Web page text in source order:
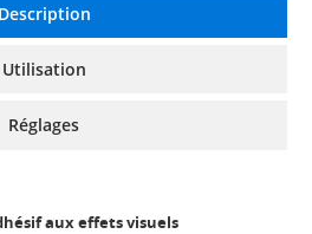
Description
Utilisation
Réglages
aux effets visuels